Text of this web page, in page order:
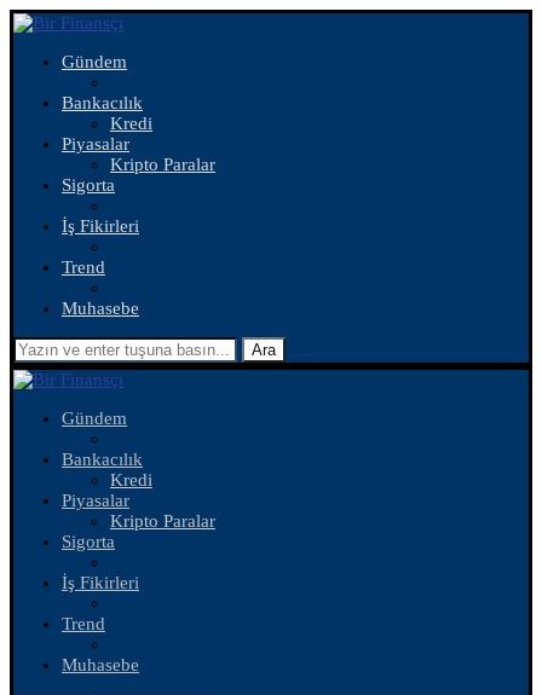
Gündem
Bankacılık
Kredi
Piyasalar
Kripto Paralar
Sigorta
İş Fikirleri
Trend
Muhasebe
Ara
Gündem
Bankacılık
Kredi
Piyasalar
Kripto Paralar
Sigorta
İş Fikirleri
Trend
Muhasebe